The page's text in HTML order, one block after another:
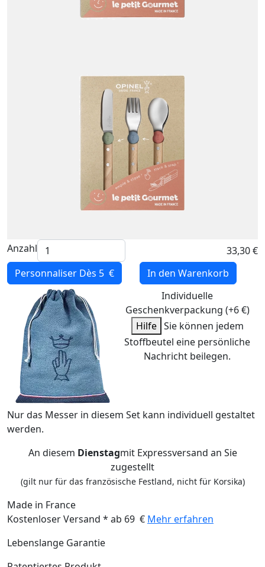
Anzahl
33,30 €
Personnaliser Dès 5 €
In den Warenkorb
Individuelle
Geschenkverpackung (+6 €)
Hilfe Sie können jedem
Stoffbeutel eine persönliche
Nachricht beilegen.
Nur das Messer in diesem Set kann individuell gestaltet
werden.
An diesem Dienstagmit Expressversand an Sie
zugestellt
(gilt nur für das französische Festland, nicht für Korsika)
Made in France
Kostenloser Versand * ab 69 € Mehr erfahren
Lebenslange Garantie